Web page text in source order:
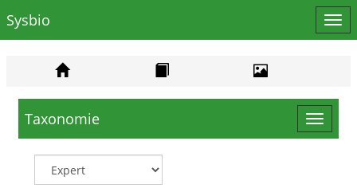
le
Sysbio
Toggle
Taxonomie